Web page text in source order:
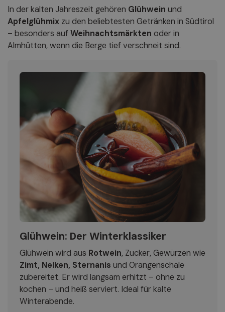
In der kalten Jahreszeit gehören Glühwein und
Apfelglühmix zu den beliebtesten Getränken in Südtirol
– besonders aufWeihnachtsmärkten oder in
Almhütten, wenn die Berge tief verschneit sind.
Glühwein: Der Winterklassiker
Glühwein wird aus Rotwein, Zucker, Gewürzen wie
Zimt, Nelken, Sternanis und Orangenschale
zubereitet. Er wird langsam erhitzt – ohne zu
kochen – und heiß serviert. Ideal für kalte
Winterabende.